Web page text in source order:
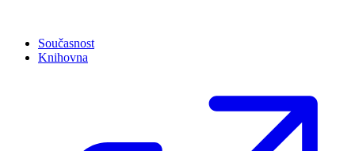
Současnost
Knihovna